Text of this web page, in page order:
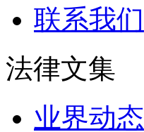
联系我们
法律文集
业界动态